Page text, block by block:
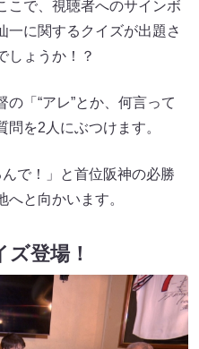
こで、視聴者へのサインボ
一に関するクイズが出題さ
しょうか！？
「“アレ”とか、何言って
を2人にぶつけます。
で！」と首位阪神の必勝
と向かいます。
登場！